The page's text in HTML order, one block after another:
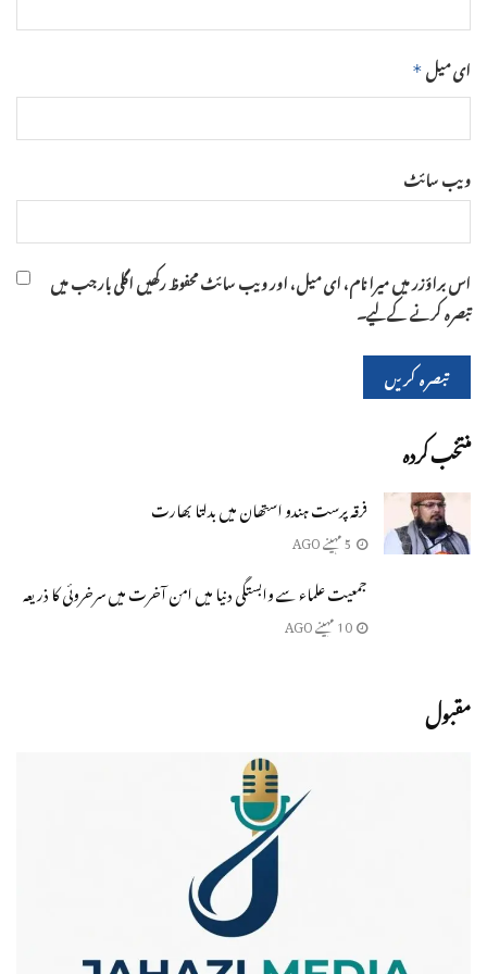
ای میل *
ویب‌ سائٹ
اس براؤزر میں میرا نام، ای میل، اور ویب سائٹ محفوظ رکھیں اگلی بار جب میں
تبصرہ کرنے کےلیے۔
منتخب کردہ
فرقہ پرست ہندو استھان میں بدلتا بھارت
جمعیت علماء سے وابستگی دنیا میں امن آخرت میں سرخروئی کا ذریعہ
مقبول